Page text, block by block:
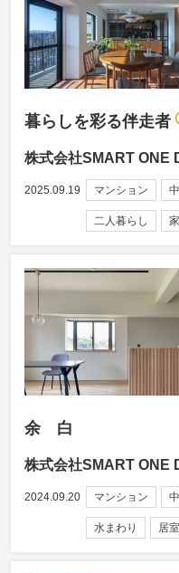
暮らしを彩る伴走者
株式会社SMART ONE
2025.09.19 マンション
二人暮らし
余 白
株式会社SMART ONE
2024.09.20 マンション
水まわり 居